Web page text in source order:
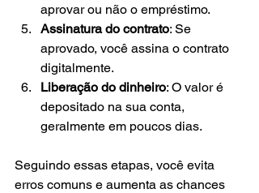
aprovar ou não o empréstimo.
Assinatura do contrato: Se
aprovado, você assina o contrato
digitalmente.
Liberação do dinheiro: O valor é
depositado na sua conta,
geralmente em poucos dias.
Seguindo essas etapas, você evita
erros comuns e aumenta as chances